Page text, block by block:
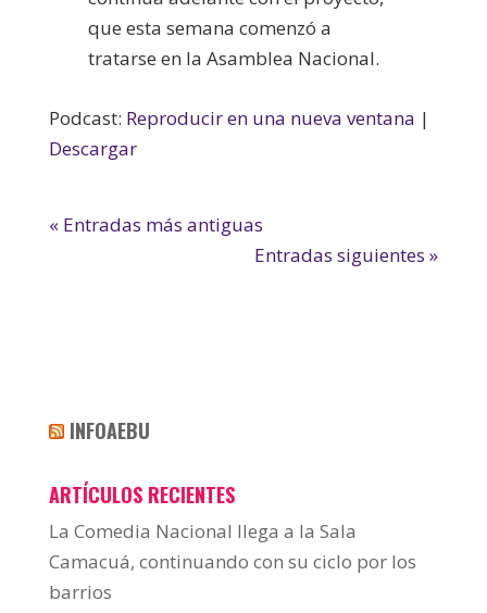
que esta semana comenzó a
tratarse en la Asamblea Nacional.
Podcast: Reproducir en una nueva ventana |
Descargar
« Entradas más antiguas
Entradas siguientes »
INFOAEBU
ARTÍCULOS RECIENTES
La Comedia Nacional llega a la Sala
Camacuá, continuando con su ciclo por los
barrios